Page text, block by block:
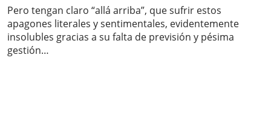
Pero tengan claro “allá arriba”, que sufrir estos
apagones literales y sentimentales, evidentemente
insolubles gracias a su falta de previsión y pésima
gestión…